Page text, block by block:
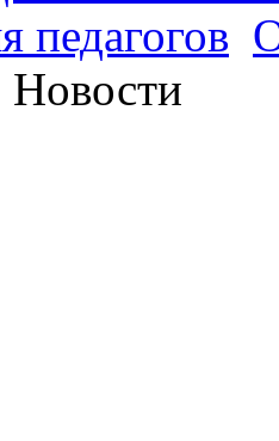
педагогов
Новости